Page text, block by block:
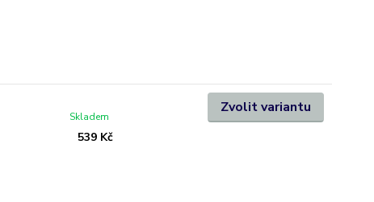
539 Kč
Skladem
Zvolit variantu